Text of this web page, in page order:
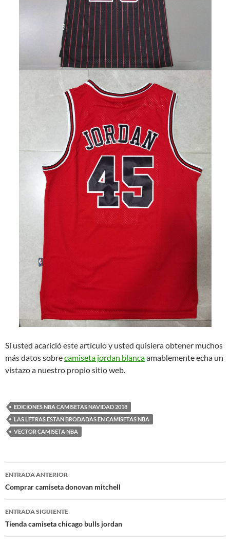
Si usted acarició este artículo y usted quisiera obtener muchos
más datos sobrecamiseta jordan blancaamablemente echa un
vistazo a nuestro propio sitio web.
EDICIONES NBA CAMISETAS NAVIDAD 2018
LAS LETRAS ESTAN BRODADAS EN CAMISETAS NBA
VECTOR CAMISETA NBA
Navegación
de
entradas
ENTRADA ANTERIOR
Comprar camiseta donovan mitchell
ENTRADA SIGUIENTE
Tienda camiseta chicago bulls jordan